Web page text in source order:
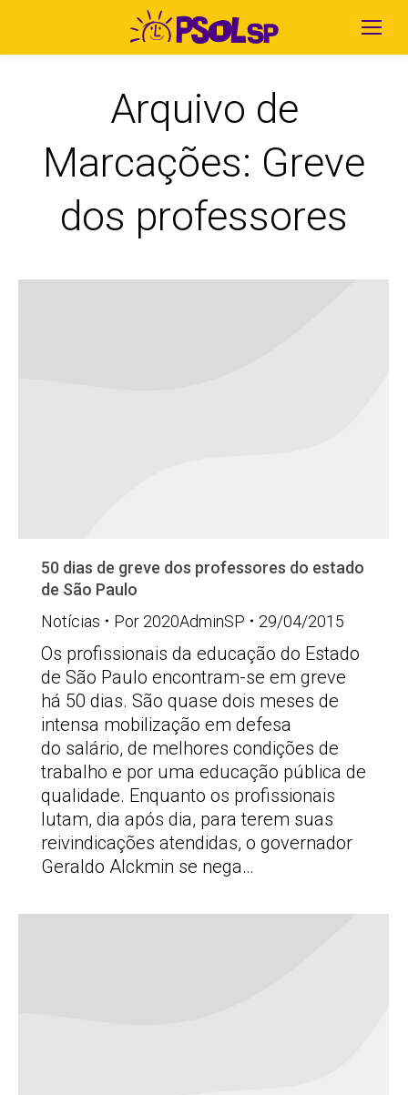
Arquivo de
Marcações: Greve
dos professores
50 dias de greve dos professores do estado
de São Paulo
Notícias
Por 2020AdminSP 29/04/2015
Os profissionais da educação do Estado
de São Paulo encontram-se em greve
há 50 dias. São quase dois meses de
intensa mobilização em defesa
do salário, de melhores condições de
trabalho e por uma educação pública de
qualidade. Enquanto os profissionais
lutam, dia após dia, para terem suas
reivindicações atendidas, o governador
Geraldo Alckmin se nega…